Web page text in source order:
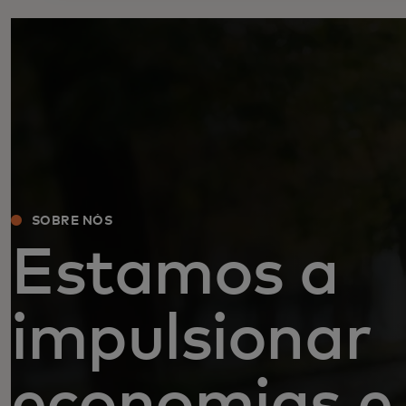
SOBRE NÓS
Estamos a
impulsionar